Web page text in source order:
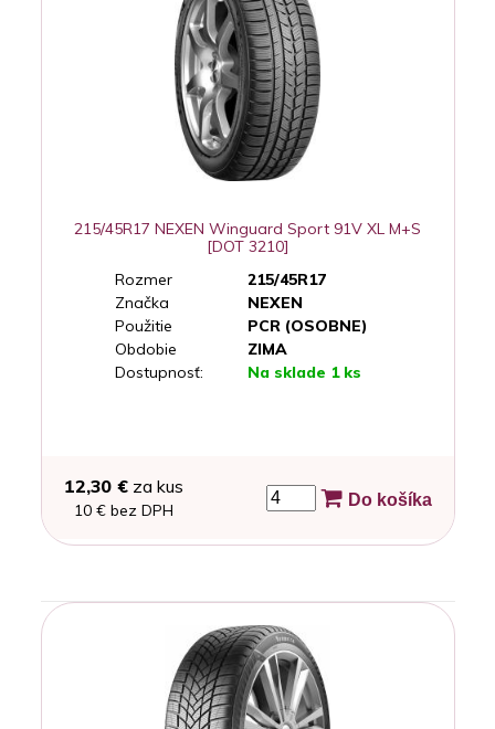
215/45R17 NEXEN Winguard Sport 91V XL M+S
[DOT 3210]
Rozmer
215/45R17
Značka
NEXEN
Použitie
PCR (OSOBNE)
Obdobie
ZIMA
Dostupnosť:
Na sklade 1 ks
12,30 €za kus
10 € bez DPH
Do košíka